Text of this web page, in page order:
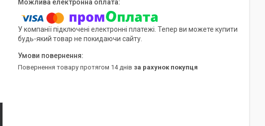
У компанії підключені електронні платежі. Тепер ви можете купити
будь-який товар не покидаючи сайту.
повернення товару протягом 14 днів за рахунок покупця